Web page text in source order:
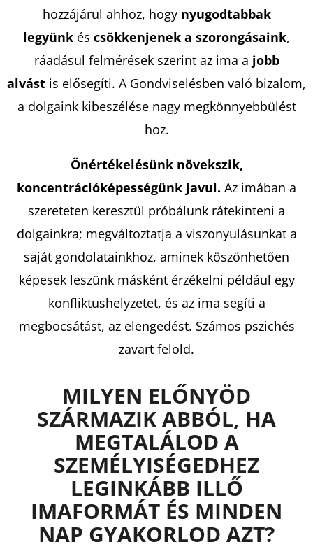
hozzájárul ahhoz, hogy nyugodtabbak
legyünk és csökkenjenek a szorongásaink,
ráadásul felmérések szerint az ima a jobb
alvást is elősegíti. A Gondviselésben való bizalom,
a dolgaink kibeszélése nagy megkönnyebbülést
hoz.
Önértékelésünk növekszik,
koncentrációképességünk javul. Az imában a
szereteten keresztül próbálunk rátekinteni a
dolgainkra; megváltoztatja a viszonyulásunkat a
saját gondolatainkhoz, aminek köszönhetően
képesek leszünk másként érzékelni például egy
konfliktushelyzetet, és az ima segíti a
megbocsátást, az elengedést. Számos pszichés
zavart felold.
MILYEN ELŐNYÖD
SZÁRMAZIKABBÓL, HA
MEGTALÁLOD A
SZEMÉLYISÉGEDHEZ
LEGINKÁBB ILLŐ
IMAFORMÁT ÉS MINDEN
NAP GYAKORLOD AZT?